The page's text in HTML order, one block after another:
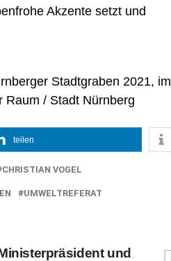
Akzente setzt und
Stadtgraben 2021, im
Raum / Stadt Nürnberg
teilen
CHRISTIAN VOGEL
UMWELTREFERAT
und